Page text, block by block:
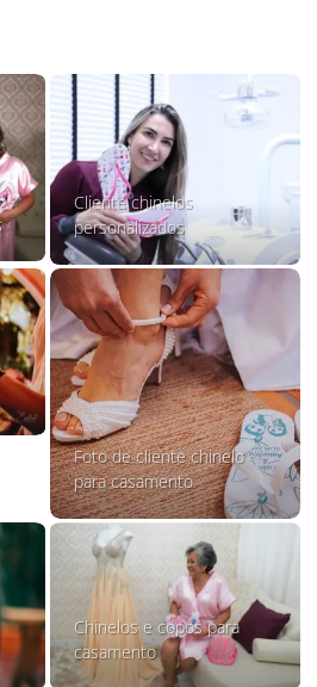
Cliente chinelos
personalizados
Foto de cliente chinelo
para casamento
Chinelos e copos para
casamento